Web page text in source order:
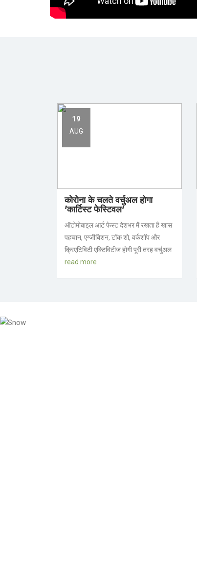
19
AUG
कोरोना के चलते वर्चुअल होगा
'कार्टिस्ट फेस्टिवल'
ऑटोमोबाइल आर्ट फेस्ट देशभर में रखता है खास
पहचान, एग्जीबिशन, टॉक शो, वर्कशॉप और
क्रिएटिविटी एक्टिविटीज होगी पूरी तरह वर्चुअल
read more